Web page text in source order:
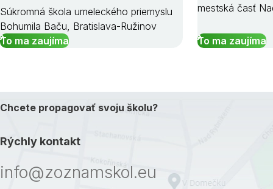
Súkromná škola umeleckého priemyslu
Bohumila Baču, Bratislava-Ružinov
To ma zaujíma
mestská časť
To ma zaujíma
Chcete propagovať svoju školu?
Rýchly kontakt
info@zoznamskol.eu